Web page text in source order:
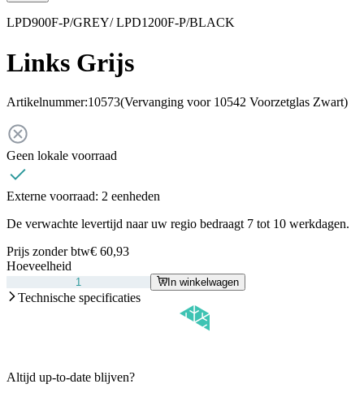
LPD900F-P/GREY/ LPD1200F-P/BLACK
Links Grijs
Artikelnummer:10573(Vervanging voor 10542 Voorzetglas Zwart)
Geen lokale voorraad
Externe voorraad: 2 eenheden
De verwachte levertijd naar uw regio bedraagt 7 tot 10 werkdagen.
Prijs zonder btw€ 60,93
Hoeveelheid
In winkelwagen
Technische specificaties
Altijd up-to-date blijven?